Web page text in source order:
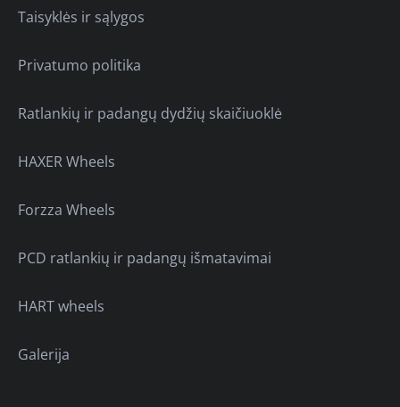
Taisyklės ir sąlygos
Privatumo politika
Ratlankių ir padangų dydžių skaičiuoklė
HAXER Wheels
Forzza Wheels
PCD ratlankių ir padangų išmatavimai
HART wheels
Galerija